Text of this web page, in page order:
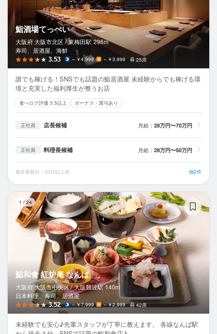
鮨酒場てっぺい
大阪府 大阪市北区 / 東梅田駅 296m
寿司、居酒屋、海鮮
3.53 ～￥4,999 ～￥3,999 25席
誰でも稼げる！SNSでも話題の鮨居酒屋 未経験からでも稼げる環
境と充実した福利厚生が整うお店
食べログ評価 3.5以上 ボーナス・賞与あり
正社員 店長候補 月給： 28万円〜70万円
正社員 料理長候補 月給： 28万円〜50万円
最終更新日：30日以上前 他2件
1 / 24
鮨和食 紅炉庵 なんば
大阪府 大阪市中央区 / 大阪難波駅 140m
日本料理、寿司、居酒屋
3.52 ～￥7,999 ～￥2,999 42席
未経験でも安心♪先輩スタッフが丁寧に教えます。 各線なんば駅